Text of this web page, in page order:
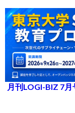
月刊LOGI-BIZ 7